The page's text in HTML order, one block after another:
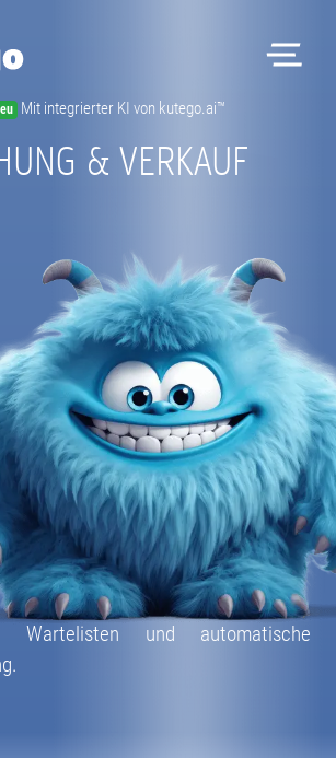
Mit integrierter KI von kutego.ai™
& VERKAUF
Wartelisten und automatische